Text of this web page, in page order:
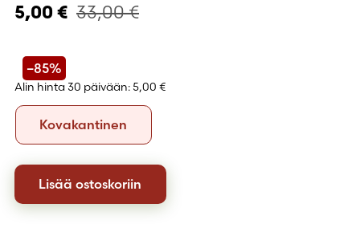
5,00 € 33,00€
–85%
Alin hinta 30 päivään: 5,00 €
Formaatti
Kovakantinen
Lisää ostoskoriin